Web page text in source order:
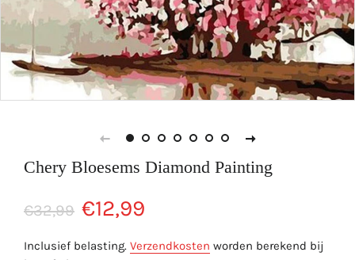
Chery Bloesems Diamond Painting
Normale
€32,99 Aanbiedingsprijs
€12,99
Inclusief belasting. Verzendkosten worden berekend bij